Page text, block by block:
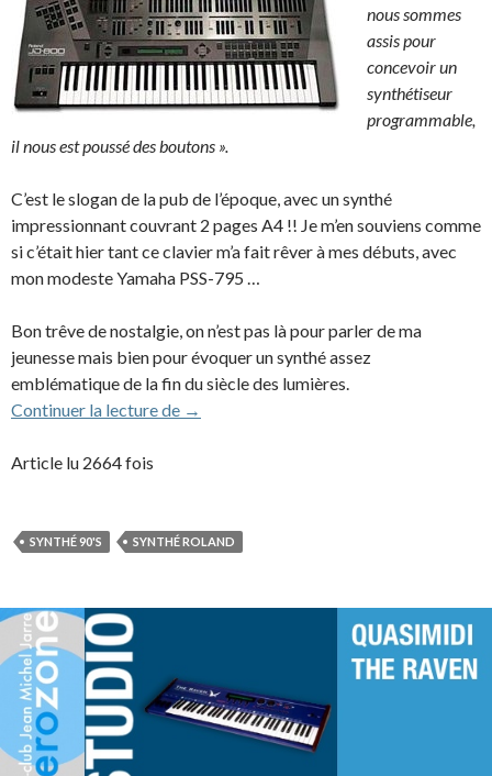
nous sommes
assis pour
concevoir un
synthétiseur
programmable,
il nous est poussé des boutons ».
C’est le slogan de la pub de l’époque, avec un synthé
impressionnant couvrant 2 pages A4 !! Je m’en souviens comme
si c’était hier tant ce clavier m’a fait rêver à mes débuts, avec
mon modeste Yamaha PSS-795 …
Bon trêve de nostalgie, on n’est pas là pour parler de ma
jeunesse mais bien pour évoquer un synthé assez
emblématique de la fin du siècle des lumières.
Continuer la lecture de Roland JD-800 (1991)
→
Article lu 2664 fois
SYNTHÉ 90'S SYNTHÉ ROLAND